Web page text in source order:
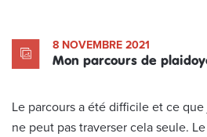
8 NOVEMBRE 2021
Mon parcours de
Le parcours a été difficile et ce que
ne peut pas traverser cela seule.